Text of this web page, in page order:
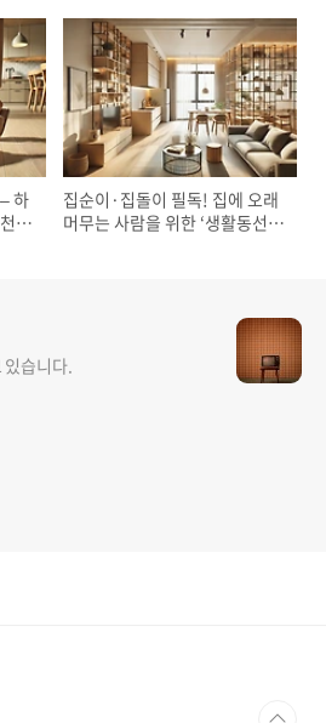
하
&
집순이·집돌이 필독! 집에 오래
머무는 사람을 위한 ‘생활동선
있습니다.